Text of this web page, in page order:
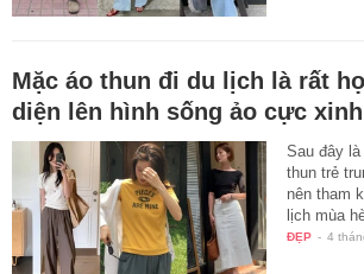
Mặc áo thun đi du lịch là rất
diện lên hình sống ảo cực xinh
Sau đây
thun trẻ
nên tham
lịch mùa
ĐẸP - 4